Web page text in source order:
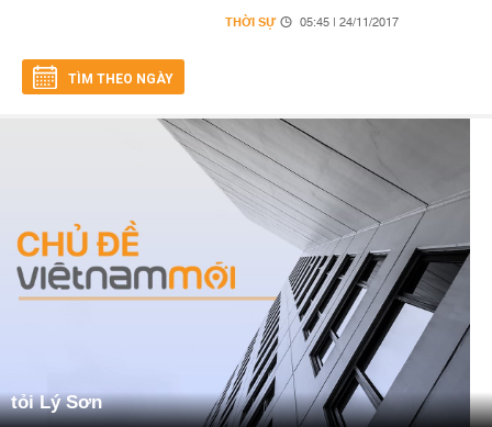
THỜI SỰ 05:45 | 24/11/2017
TÌM THEO NGÀY
tỏi Lý Sơn